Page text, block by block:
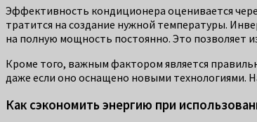
Эффективность кондиционера оценивается
тратится на создание нужной температуры.
на полную мощность постоянно. Это позволяет
Кроме того, важным фактором является
даже если оно оснащено новыми технологиями.
Как сэкономить энергию при